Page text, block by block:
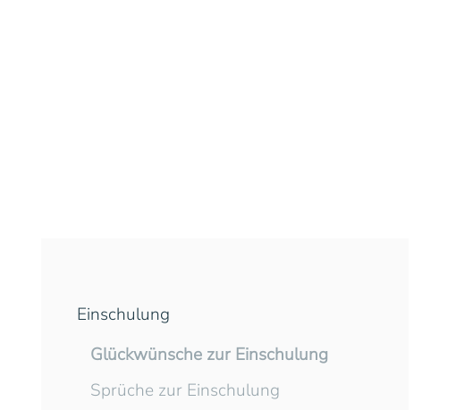
Einschulung
Glückwünsche zur Einschulung
Sprüche zur Einschulung